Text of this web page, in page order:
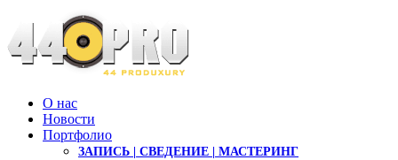
О нас
Новости
Портфолио
ЗАПИСЬ | СВЕДЕНИЕ | МАСТЕРИНГ